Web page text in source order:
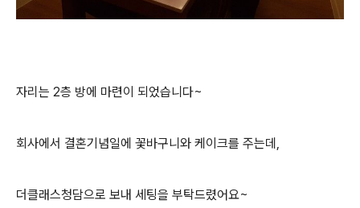
자리는 2층 방에 마련이 되었습니다~
회사에서 결혼기념일에 꽃바구니와 케이크를 주는데,
더클래스청담으로 보내 세팅을 부탁드렸어요~